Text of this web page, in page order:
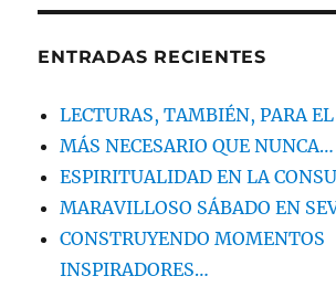
ENTRADAS RECIENTES
LECTURAS, TAMBIÉN, PARA
MÁS NECESARIO QUE NUNCA…
ESPIRITUALIDAD EN LA
MARAVILLOSO SÁBADO EN
CONSTRUYENDO MOMENTOS
INSPIRADORES…